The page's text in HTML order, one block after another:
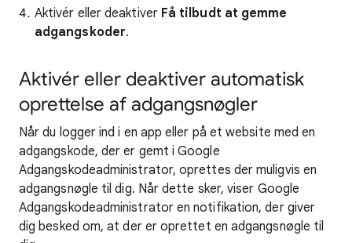
Aktivér eller deaktiver Få tilbudt at gemme
adgangskoder.
Aktivér eller deaktiver automatisk
oprettelse af adgangsnøgler
Når du logger ind i en app eller på et website med en
adgangskode, der er gemt i Google
Adgangskodeadministrator, oprettes der muligvis en
adgangsnøgle til dig. Når dette sker, viser Google
Adgangskodeadministrator en notifikation, der giver
dig besked om, at der er oprettet en adgangsnøgle til